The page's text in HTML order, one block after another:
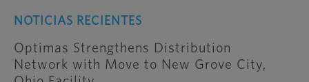
NOTICIAS RECIENTES
Optimas Strengthens Distribution
Network with Move to New Grove City,